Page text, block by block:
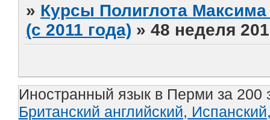
» Курсы Полиглота
(с 2011 года) »48 неделя
Иностранный язык в Перми за 200
Британский английский,